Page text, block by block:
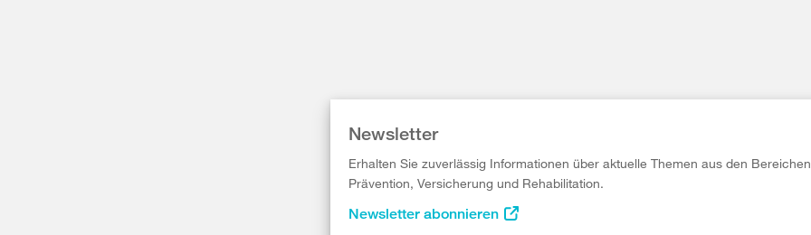
Newsletter
Erhalten Sie zuverlässig Informationen über aktuelle Themen aus den Bereichen
Prävention, Versicherung und Rehabilitation.
Newsletter abonnieren